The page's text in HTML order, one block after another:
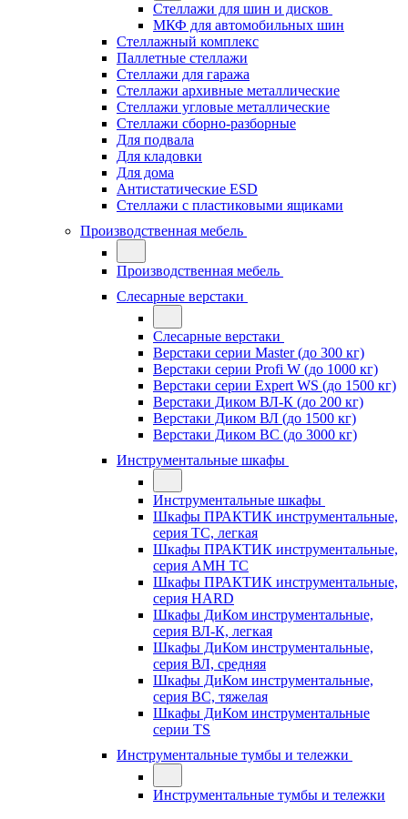
Стеллажи для шин и дисков
МКФ для автомобильных шин
Стеллажный комплекс
Паллетные стеллажи
Стеллажи для гаража
Стеллажи архивные металлические
Стеллажи угловые металлические
Стеллажи сборно-разборные
Для подвала
Для кладовки
Для дома
Антистатические ESD
Стеллажи с пластиковыми ящиками
Производственная мебель
Производственная мебель
Слесарные верстаки
Слесарные верстаки
Верстаки серии Master (до 300 кг)
Верстаки серии Profi W (до 1000 кг)
Верстаки серии Expert WS (до 1500 кг)
Верстаки Диком ВЛ-К (до 200 кг)
Верстаки Диком ВЛ (до 1500 кг)
Верстаки Диком ВС (до 3000 кг)
Инструментальные шкафы
Инструментальные шкафы
Шкафы ПРАКТИК инструментальные,
серия TC, легкая
Шкафы ПРАКТИК инструментальные,
серия AMH TC
Шкафы ПРАКТИК инструментальные,
серия HARD
Шкафы ДиКом инструментальные,
cерия ВЛ-К, легкая
Шкафы ДиКом инструментальные,
серия ВЛ, средняя
Шкафы ДиКом инструментальные,
серия ВС, тяжелая
Шкафы ДиКом инструментальные
серии TS
Инструментальные тумбы и тележки
Инструментальные тумбы и тележки